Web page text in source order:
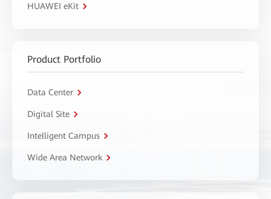
HUAWEI eKit
Product Portfolio
Data Center
Digital Site
Intelligent Campus
Wide Area Network